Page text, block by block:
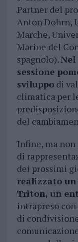
Partner del
Anton Dohrn,
Marche,
Marine del
spagnolo).
sessione
sviluppodi
climatica per
del
Infine, ma
di
dei prossimi
realizzato
Triton, un
intrapreso con
di